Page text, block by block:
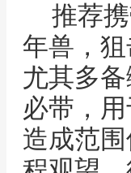
推荐
年兽，
尤其多
必带，
造成范